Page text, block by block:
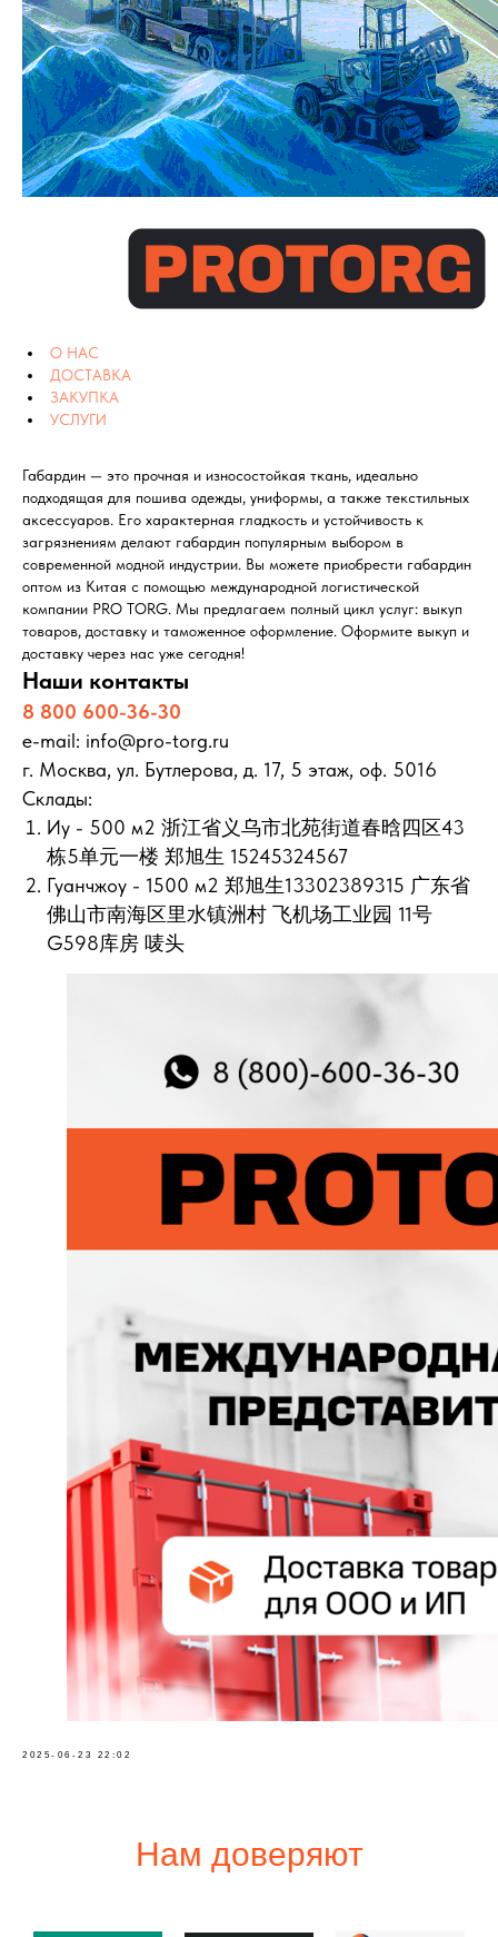
О НАС
ДОСТАВКА
ЗАКУПКА
УСЛУГИ
Габардин — это прочная и износостойкая ткань, идеально
подходящая для пошива одежды, униформы, а также текстильных
аксессуаров. Его характерная гладкость и устойчивость к
загрязнениям делают габардин популярным выбором в
современной модной индустрии. Вы можете приобрести габардин
оптом из Китая с помощью международной логистической
компании PRO TORG. Мы предлагаем полный цикл услуг: выкуп
товаров, доставку и таможенное оформление. Оформите выкуп и
доставку через нас уже сегодня!
Наши контакты
8 800 600-36-30
e-mail: info@pro-torg.ru
г. Москва, ул. Бутлерова, д. 17, 5 этаж, оф. 5016
Склады:
Иу - 500 м2 浙江省义乌市北苑街道春晗四区43
栋5单元一楼 郑旭生 15245324567
Гуанчжоу - 1500 м2 郑旭生13302389315 广东省
佛山市南海区里水镇洲村 飞机场工业园 11号
G598库房 唛头
2025-06-23 22:02
Нам доверяют